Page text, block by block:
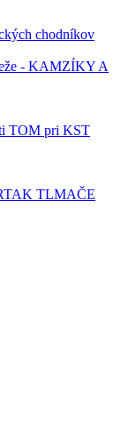
chodníkov
- KAMZÍKY A
TOM pri KST
TLMAČE